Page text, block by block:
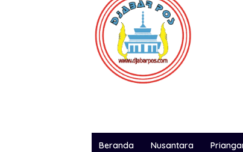
Beranda Nusantara